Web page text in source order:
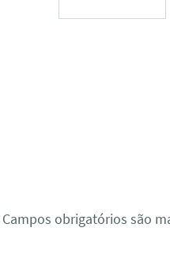
Campos obrigatórios são